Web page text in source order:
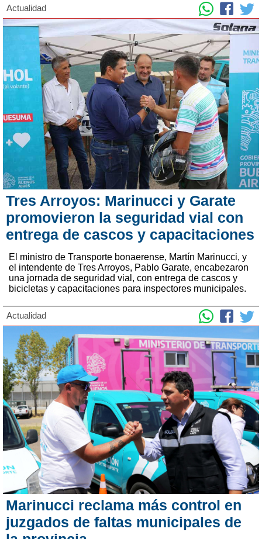
Actualidad
Tres Arroyos: Marinucci y Garate
promovieron la seguridad vial con
entrega de cascos y capacitaciones
El ministro de Transporte bonaerense, Martín Marinucci, y
el intendente de Tres Arroyos, Pablo Garate, encabezaron
una jornada de seguridad vial, con entrega de cascos y
bicicletas y capacitaciones para inspectores municipales.
Actualidad
Marinucci reclama más control en
juzgados de faltas municipales de